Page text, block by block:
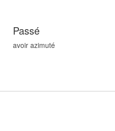
Passé
avoir azimuté